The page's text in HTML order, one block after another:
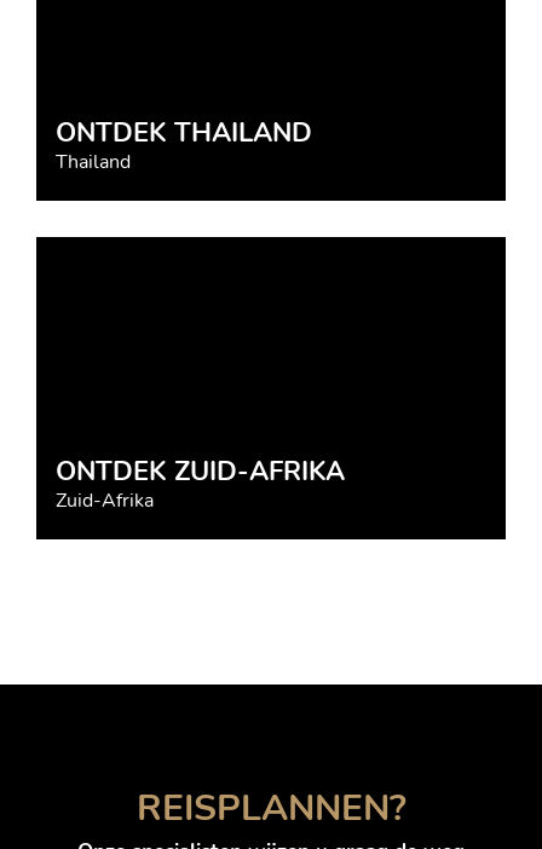
ONTDEK THAILAND
Thailand
ONTDEK ZUID-AFRIKA
Zuid-Afrika
REISPLANNEN?
Annelies Hoogenboom
Brazilië, Mexico, Thailand, Indonesië,